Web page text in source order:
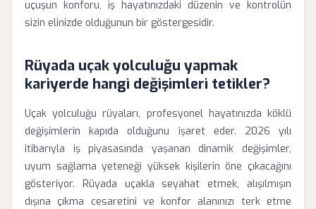
uçuşun konforu, iş hayatınızdaki düzenin ve kontrolün
sizin elinizde olduğunun bir göstergesidir.
Rüyada uçak yolculuğu yapmak
kariyerde hangi değişimleri tetikler?
Uçak yolculuğu rüyaları, profesyonel hayatınızda köklü
değişimlerin kapıda olduğunu işaret eder. 2026 yılı
itibarıyla iş piyasasında yaşanan dinamik değişimler,
uyum sağlama yeteneği yüksek kişilerin öne çıkacağını
gösteriyor. Rüyada uçakla seyahat etmek, alışılmışın
dışına çıkma cesaretini ve konfor alanınızı terk etme